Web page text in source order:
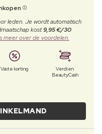
leden. Je wordt automatisch
kost9,95 €/30
meer over de voordelen.
Vaste korting
Verdien
BeautyCash